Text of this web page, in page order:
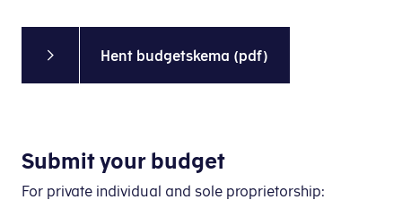
Hent budgetskema (pdf)
Submit your budget
For private individual and sole proprietorship: